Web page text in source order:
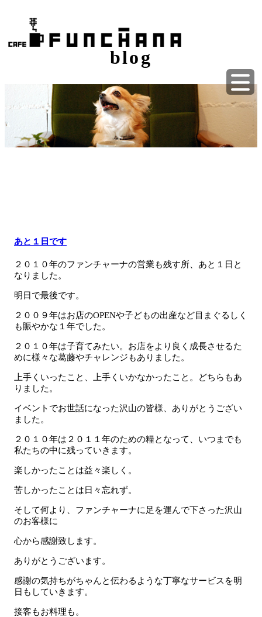
blog
あと１日です
２０１０年のファンチャーナの営業も残す所、あと１日と
なりました。
明日で最後です。
２００９年はお店のOPENや子どもの出産など目まぐるしく
も賑やかな１年でした。
２０１０年は子育てみたい。お店をより良く成長させるた
めに様々な葛藤やチャレンジもありました。
上手くいったこと、上手くいかなかったこと。どちらもあ
りました。
イベントでお世話になった沢山の皆様、ありがとうござい
ました。
２０１０年は２０１１年のための糧となって、いつまでも
私たちの中に残っていきます。
楽しかったことは益々楽しく。
苦しかったことは日々忘れず。
そして何より、ファンチャーナに足を運んで下さった沢山
のお客様に
心から感謝致します。
ありがとうございます。
感謝の気持ちがちゃんと伝わるような丁寧なサービスを明
日もしていきます。
接客もお料理も。